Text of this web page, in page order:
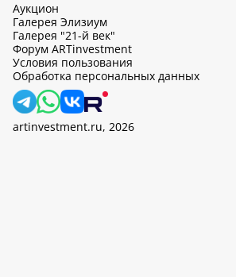
Аукцион
Галерея Элизиум
Галерея "21-й век"
Форум ARTinvestment
Условия пользования
Обработка персональных данных
artinvestment.ru, 2026